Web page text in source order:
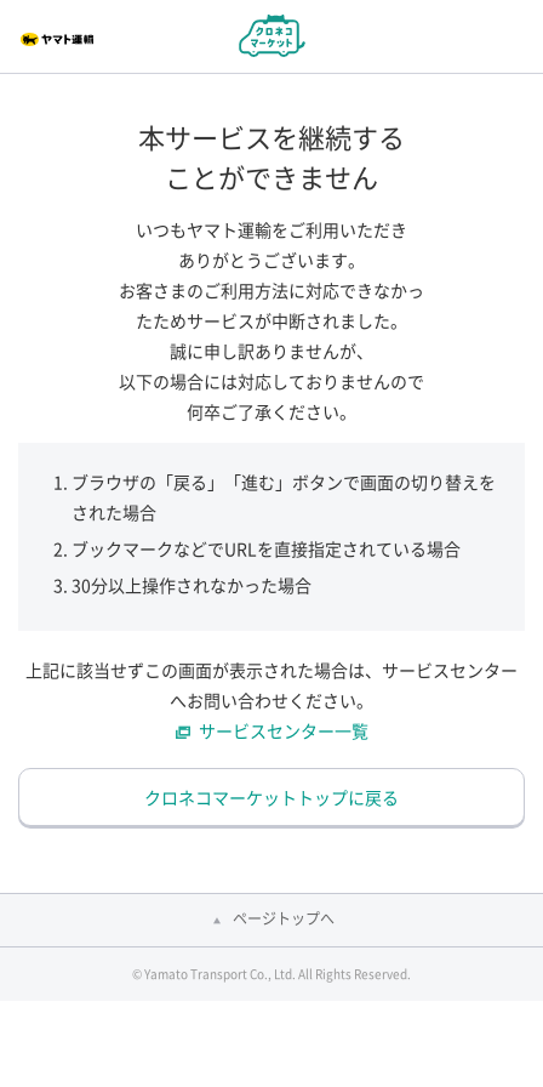
本サービスを継続する
ことができません
いつもヤマト運輸をご利用いただき
ありがとうございます。
お客さまのご利用方法に対応できなかっ
たためサービスが中断されました。
誠に申し訳ありませんが、
以下の場合には対応しておりませんので
何卒ご了承ください。
ブラウザの「戻る」「進む」ボタンで画面の切り替えを
された場合
ブックマークなどでURLを直接指定されている場合
30分以上操作されなかった場合
上記に該当せずこの画面が表示された場合は、サービスセンター
へお問い合わせください。
サービスセンター一覧
クロネコマーケットトップに戻る
ページトップへ
© Yamato Transport Co., Ltd. All Rights Reserved.